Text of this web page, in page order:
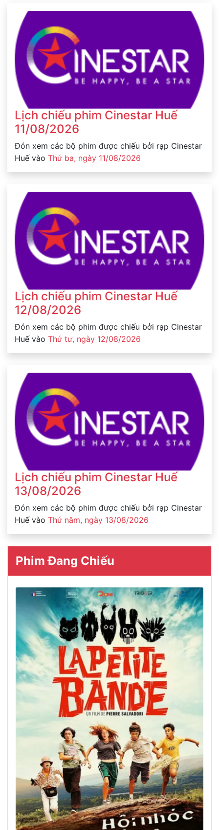
Lịch chiếu phim Cinestar Huế
11/08/2026
Đón xem các bộ phim được chiếu bởi rạp Cinestar
Huế vào Thứ ba, ngày 11/08/2026
Lịch chiếu phim Cinestar Huế
12/08/2026
Đón xem các bộ phim được chiếu bởi rạp Cinestar
Huế vào Thứ tư, ngày 12/08/2026
Lịch chiếu phim Cinestar Huế
13/08/2026
Đón xem các bộ phim được chiếu bởi rạp Cinestar
Huế vào Thứ năm, ngày 13/08/2026
Phim Đang Chiếu